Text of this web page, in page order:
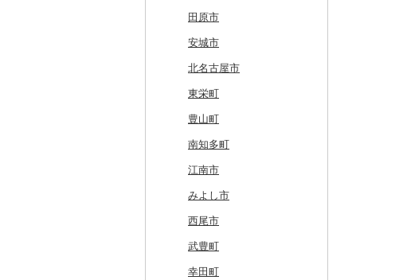
白糠町
釧路町
名寄市
美唄市
厚岸町
南富良野町
上富良野町
和寒町
紋別市
乙部町
根室市
鶴田町
階上町
深浦町
青森市
田子町
新郷村
横浜町
野辺地町
佐井村
六戸町
五所川原市
滝沢市
住田町
葛巻町
花巻市
岩泉町
田野畑村
盛岡市
遠野市
奥州市
雫石町
岩手県（県庁）
名取市
川崎町
村田町
栗原市
富谷市
岩沼市
七ヶ宿町
大崎市
塩竈市
石巻市
多賀城市
藤里町
湯沢市
大館市
由利本荘市
にかほ市
羽後町
秋田県（県庁）
秋田市
男鹿市
美郷町
東成瀬村
小国町
南陽市
中山町
庄内町
大石田町
川西町
鶴岡市
山形県（県庁）
金山町
東根市
飯豊町
古殿町
昭和村
下郷町
西郷村
二本松市
猪苗代町
川俣町
郡山市
西会津町
玉川村
いわき市
常陸太田市
つくばみらい市
下妻市
茨城町
神栖市
常総市
東海村
美浦村
大洗町
河内町
ひたちなか市
日光市
小山市
宇都宮市
栃木県（県庁）
那珂川町
茂木町
那須烏山市
矢板市
さくら市
足利市
那須町
沼田市
桐生市
吉岡町
太田市
高山村
みどり市
千代田町
みなかみ町
片品村
富岡市
館林市
上里町
川口市
飯能市
長瀞町
羽生市
小鹿野町
坂戸市
鳩山町
埼玉県（県庁）
神川町
東秩父村
横芝光町
多古町
白子町
栄町
香取市
習志野市
銚子市
君津市
旭市
南房総市
八街市
小金井市
墨田区
東久留米市
利島村
瑞穂町
大島町
府中市
国分寺市
東村山市
中央区
あきる野市
愛川町
山北町
真鶴町
清川村
開成町
藤沢市
神奈川県（県庁）
鎌倉市
大和市
伊勢原市
小田原市
新発田市
加茂市
小千谷市
田上町
五泉市
三条市
見附市
糸魚川市
胎内市
上越市
阿賀野市
立山町
富山県（県庁）
小矢部市
滑川市
富山市
南砺市
野々市市
能登町
能美市
津幡町
宝達志水町
金沢市
内灘町
かほく市
小松市
志賀町
加賀市
勝山市
福井県（県庁）
越前市
坂井市
あわら市
福井市
大野市
敦賀市
おおい町
永平寺町
富士河口湖町
韮崎市
南アルプス市
市川三郷町
都留市
山梨県（県庁）
道志村
忍野村
笛吹市
中央市
北杜市
南箕輪村
長野県（県庁）
上松町
高山村
南木曽町
朝日村
長野市
根羽村
池田町
須坂市
川上村
関市
瑞穂市
飛騨市
岐南町
大野町
山県市
羽島市
本巣市
川辺町
大垣市
輪之内町
吉田町
函南町
藤枝市
御殿場市
浜松市
伊東市
島田市
沼津市
伊豆市
裾野市
焼津市
田原市
安城市
北名古屋市
東栄町
豊山町
南知多町
江南市
みよし市
西尾市
武豊町
幸田町